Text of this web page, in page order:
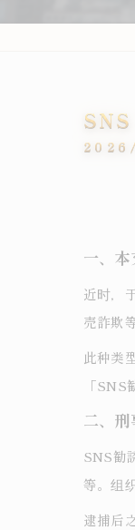
SNS
一、本
近时，
売詐欺
此种类
「
二、
SNS勧
等。组
逮捕后